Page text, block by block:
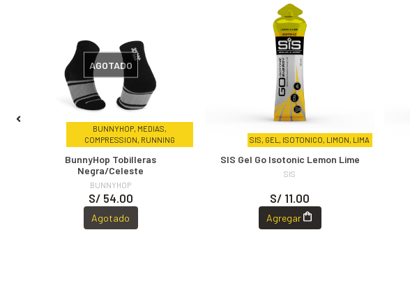
BUNNYHOP, MEDIAS,
COMPRESSION, RUNNING
AGOTADO
BunnyHop Tobilleras
Negra/Celeste
BUNNYHOP
S/ 54.00
Agotado
SIS, GEL, ISOTONICO, LIMON, LIMA
SIS Gel Go Isotonic Lemon Lime
SIS
S/ 11.00
Agregar